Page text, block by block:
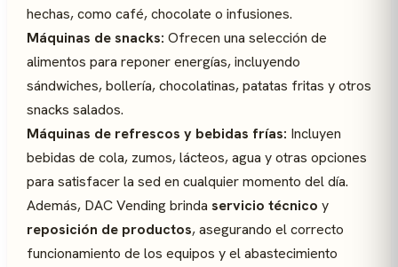
hechas, como café, chocolate o infusiones.
Máquinas de snacks: Ofrecen una selección de
alimentos para reponer energías, incluyendo
sándwiches, bollería, chocolatinas, patatas fritas y otros
snacks salados.
Máquinas de refrescos y bebidas frías: Incluyen
bebidas de cola, zumos, lácteos, agua y otras opciones
para satisfacer la sed en cualquier momento del día.
Además, DAC Vending brinda servicio técnico y
reposición de productos, asegurando el correcto
funcionamiento de los equipos y el abastecimiento